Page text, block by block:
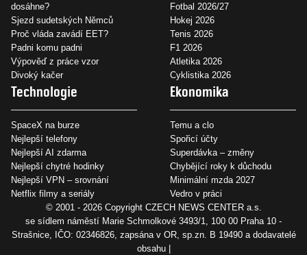
dosáhne?
Sjezd sudetských Němců
Proč vláda zavádí EET?
Padni komu padni
Výpověď z práce vzor
Divoký kačer
Fotbal 2026/27
Hokej 2026
Tenis 2026
F1 2026
Atletika 2026
Cyklistika 2026
Technologie
SpaceX na burze
Nejlepší telefony
Nejlepší AI zdarma
Nejlepší chytré hodinky
Nejlepší VPN – srovnání
Netflix filmy a seriály
Ekonomika
Temu a clo
Spořicí účty
Superdávka – změny
Chybějící roky k důchodu
Minimální mzda 2027
Vedro v práci
© 2001 - 2026 Copyright CZECH NEWS CENTER a.s.
se sídlem náměstí Marie Schmolkové 3493/1, 100 00 Praha 10 -
Strašnice, IČO: 02346826, zapsána v OR, sp.zn. B 19490 a dodavatelé
obsahu